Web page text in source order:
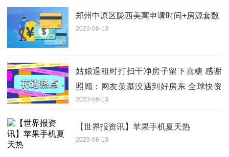
郑州中原区陇西美寓申请时间+房源套数
2023-06-13
姑娘退租时打扫干净房子留下喜糖 感谢
照顾：网友羡慕没遇到好房东 全球快资
讯
2023-06-13
【世界报资讯】苹果手机夏天热
2023-06-13